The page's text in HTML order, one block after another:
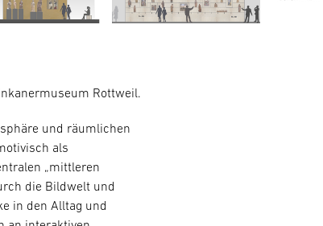
Rottweil.
und räumlichen
als
„mittleren
die Bildwelt und
in den Alltag und